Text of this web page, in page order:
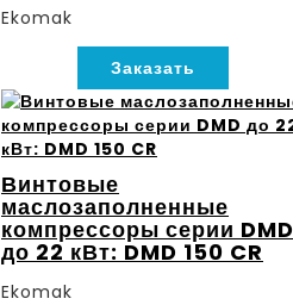
Ekomak
Заказать
Винтовые
маслозаполненные
компрессоры серии DMD
до 22 кВт: DMD 150 CR
Ekomak